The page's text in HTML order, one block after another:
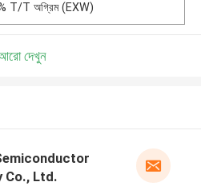
T/T অগ্রিম (EXW)
দেখুন
Co., Ltd.